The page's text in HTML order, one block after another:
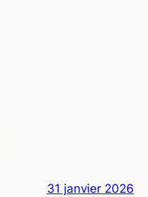
31 janvier 2026